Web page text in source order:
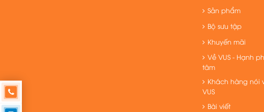
Sản phẩm
Bộ sưu tập
Khuyến mãi
Về VUS - Hạnh
tâm
Khách hàng nói
VUS
Bài viết